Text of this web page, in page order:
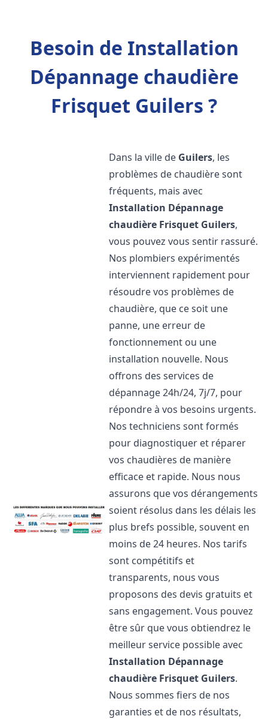
Besoin de Installation
Dépannage chaudière
Frisquet Guilers ?
Dans la ville de Guilers, les
problèmes de chaudière sont
fréquents, mais avec
Installation Dépannage
chaudière Frisquet Guilers,
vous pouvez vous sentir rassuré.
Nos plombiers expérimentés
interviennent rapidement pour
résoudre vos problèmes de
chaudière, que ce soit une
panne, une erreur de
fonctionnement ou une
installation nouvelle. Nous
offrons des services de
dépannage 24h/24, 7j/7, pour
répondre à vos besoins urgents.
Nos techniciens sont formés
pour diagnostiquer et réparer
vos chaudières de manière
efficace et rapide. Nous nous
assurons que vos dérangements
soient résolus dans les délais les
plus brefs possible, souvent en
moins de 24 heures. Nos tarifs
sont compétitifs et
transparents, nous vous
proposons des devis gratuits et
sans engagement. Vous pouvez
être sûr que vous obtiendrez le
meilleur service possible avec
Installation Dépannage
chaudière Frisquet Guilers.
Nous sommes fiers de nos
garanties et de nos résultats,